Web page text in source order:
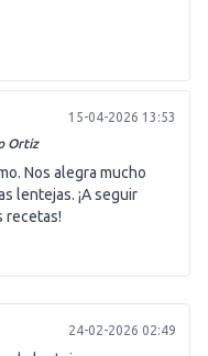
15-04-2026 13:53
Ortiz
Nos alegra mucho
lentejas. ¡A seguir
recetas!
24-02-2026 02:49